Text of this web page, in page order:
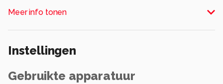
Meer info tonen
Instellingen
Gebruikte apparatuur